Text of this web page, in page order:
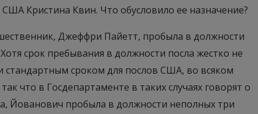
Кристина Квин. Что обусловило ее назначение?
Джеффри Пайетт, пробыла в должности
срок пребывания в должности посла жестко не
стандартным сроком для послов США, во всяком
что в Госдепартаменте в таких случаях говорят о
Йованович пробыла в должности неполных три